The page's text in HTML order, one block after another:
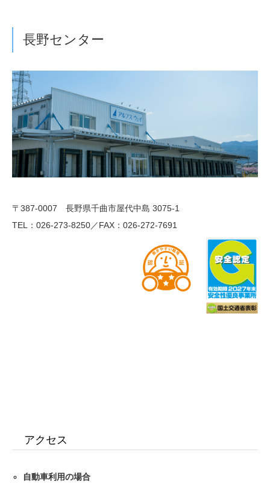
長野センター
〒387-0007 長野県千曲市屋代中島 3075-1
TEL：026-273-8250／FAX：026-272-7691
アクセス
自動車利用の場合